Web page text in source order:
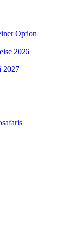
Option
2026
2027